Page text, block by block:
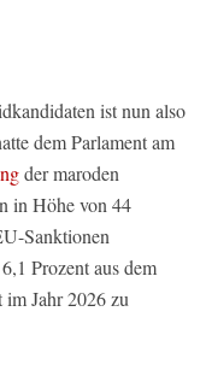
ist nun also
dem Parlament am
der maroden
in Höhe von 44
Sanktionen
Prozent aus dem
im Jahr 2026 zu